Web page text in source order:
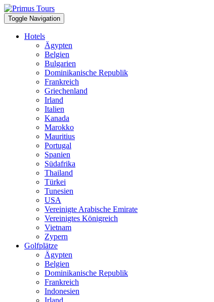
Toggle Navigation
Hotels
Ägypten
Belgien
Bulgarien
Dominikanische Republik
Frankreich
Griechenland
Irland
Italien
Kanada
Marokko
Mauritius
Portugal
Spanien
Südafrika
Thailand
Türkei
Tunesien
USA
Vereinigte Arabische Emirate
Vereinigtes Königreich
Vietnam
Zypern
Golfplätze
Ägypten
Belgien
Dominikanische Republik
Frankreich
Indonesien
Irland